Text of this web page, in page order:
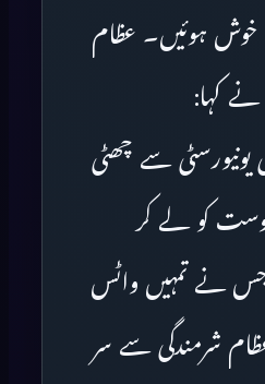
ہوئیں۔ عظام
نے کہا:
یونیورسٹی سے چھٹی
کو لے کر
نے تمہیں واٹس
شرمندگی سے سر